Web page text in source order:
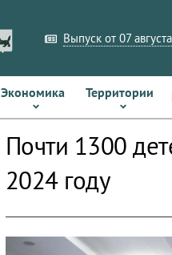
Выпуск от 07
Экономика Территории
Почти 1300
2024 году